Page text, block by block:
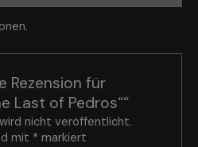
Rezension für
Last of Pedros““
nicht veröffentlicht.
mit * markiert